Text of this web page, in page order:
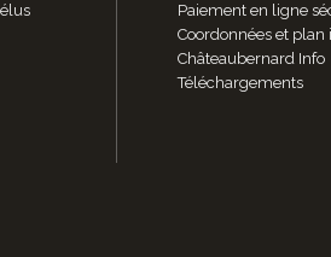
Paiement en ligne
Coordonnées et plan
Châteaubernard Info
Téléchargements